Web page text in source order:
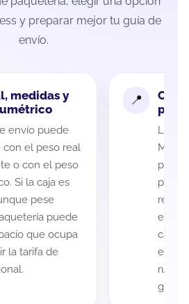
y preparar mejor tu guía de
envío.
medidas y
envío puede
con el peso real
o con el peso
Si la caja es
pese
puede
que ocupa
la tarifa de
La
cada
es
ruta
guía